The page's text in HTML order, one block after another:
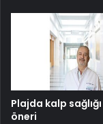
Plajda kalp
öneri